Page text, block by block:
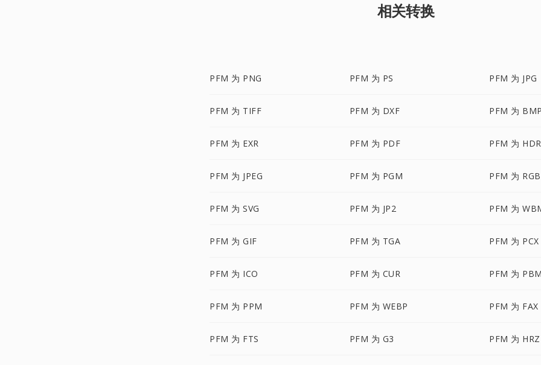
相关转换
PFM 为 PNG PFM 为 PS PFM 为 JPG
PFM 为 TIFF PFM 为 DXF PFM 为 BMP
PFM 为 EXR PFM 为 PDF PFM 为 HDR
PFM 为 JPEG PFM 为 PGM PFM 为
PFM 为 SVG PFM 为 JP2 PFM 为
PFM 为 GIF PFM 为 TGA PFM 为 PCX
PFM 为 ICO PFM 为 CUR PFM 为 PBM
PFM 为 PPM PFM 为 WEBP PFM 为 FAX
PFM 为 FTS PFM 为 G3 PFM 为 HRZ